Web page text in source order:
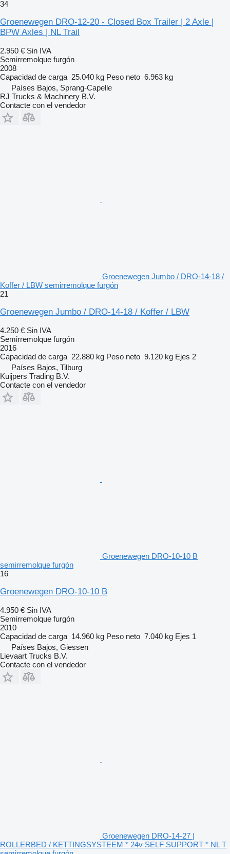
34
Groenewegen DRO-12-20 - Closed Box Trailer | 2 Axle |
BPW Axles | NL Trail
2.950 € Sin IVA
Semirremolque furgón
2008
Capacidad de carga 25.040 kg Peso neto 6.963 kg
Países Bajos, Sprang-Capelle
RJ Trucks & Machinery B.V.
Contacte con el vendedor
Groenewegen Jumbo / DRO-14-18 /
Koffer / LBW semirremolque furgón
21
Groenewegen Jumbo / DRO-14-18 / Koffer / LBW
4.250 € Sin IVA
Semirremolque furgón
2016
Capacidad de carga 22.880 kg Peso neto 9.120 kg Ejes 2
Países Bajos, Tilburg
Kuijpers Trading B.V.
Contacte con el vendedor
Groenewegen DRO-10-10 B
semirremolque furgón
16
Groenewegen DRO-10-10 B
4.950 € Sin IVA
Semirremolque furgón
2010
Capacidad de carga 14.960 kg Peso neto 7.040 kg Ejes 1
Países Bajos, Giessen
Lievaart Trucks B.V.
Contacte con el vendedor
Groenewegen DRO-14-27 |
ROLLERBED / KETTINGSYSTEEM * 24v SELF SUPPORT * NL T